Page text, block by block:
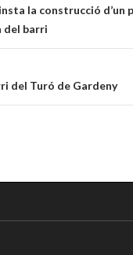
la construcció d’un
del barri
del Turó de Gardeny